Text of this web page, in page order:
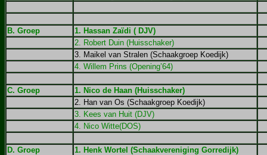
B. Groep
1. Hassan Zaïdi ( DJV)
2. Robert Duin (Huisschaker)
3. Maikel van Stralen (Schaakgroep Koedijk)
4. Willem Prins (Opening’64)
C. Groep
1. Nico de Haan (Huisschaker)
2. Han van Os (Schaakgroep Koedijk)
3. Kees van Huit (DJV)
4. Nico Witte(DOS)
D. Groep
1. Henk Wortel (Schaakvereniging Gorredijk)